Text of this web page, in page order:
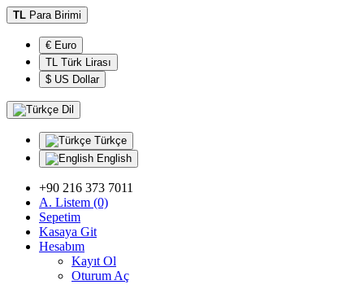
TL Para Birimi
€ Euro
TL Türk Lirası
$ US Dollar
Dil
Türkçe
English
+90 216 373 7011
A. Listem (0)
Sepetim
Kasaya Git
Hesabım
Kayıt Ol
Oturum Aç